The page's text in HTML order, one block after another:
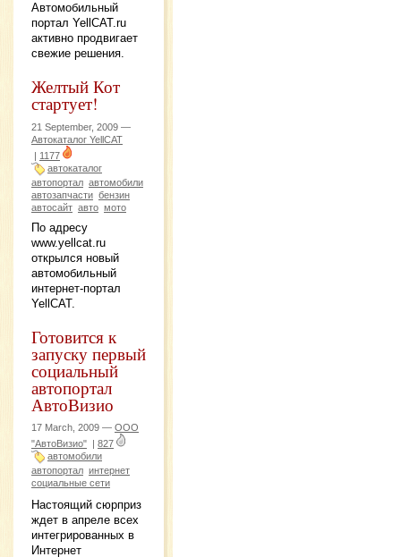
Автомобильный
портал YellCAT.ru
активно продвигает
свежие решения.
Желтый Кот
стартует!
21 September, 2009 —
Автокаталог YellCAT
| 1177
автокаталог
автопортал автомобили
автозапчасти бензин
автосайт авто мото
По адресу
www.yellcat.ru
открылся новый
автомобильный
интернет-портал
YellCAT.
Готовится к
запуску первый
социальный
автопортал
АвтоВизио
17 March, 2009 — ООО
"АвтоВизио"
827
автомобили
автопортал интернет
социальные сети
Настоящий сюрприз
ждет в апреле всех
интегрированных в
Интернет